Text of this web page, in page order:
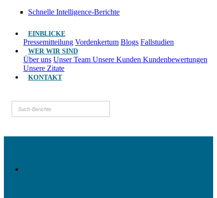
Schnelle Intelligence-Berichte
EINBLICKE
Pressemitteilung Vordenkertum Blogs Fallstudien
WER WIR SIND
Über uns Unser Team Unsere Kunden Kundenbewertungen
Unsere Zitate
KONTAKT